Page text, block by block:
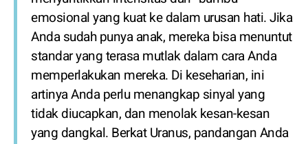
emosional yang kuat ke dalam urusan hati. Jika
Anda sudah punya anak, mereka bisa menuntut
standar yang terasa mutlak dalam cara Anda
memperlakukan mereka. Di keseharian, ini
artinya Anda perlu menangkap sinyal yang
tidak diucapkan, dan menolak kesan-kesan
yang dangkal. Berkat Uranus, pandangan Anda